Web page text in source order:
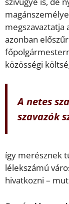
megszavaztatja
azonban
közösségi
A netes
szavazók
így merésznek
lélekszámú
hivatkozni –